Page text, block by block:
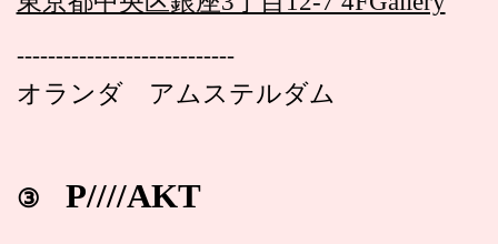
----------------------------
オランダ アムステルダム
③ P////AKT